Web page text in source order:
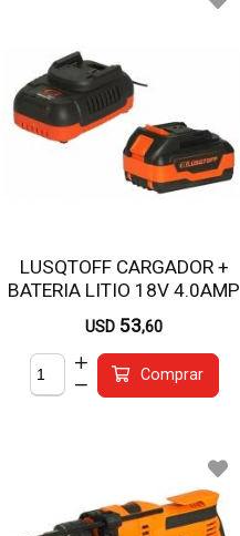
LUSQTOFF CARGADOR +
BATERIA LITIO 18V 4.0AMP
LBC1840-9
USD 53,60
Comprar